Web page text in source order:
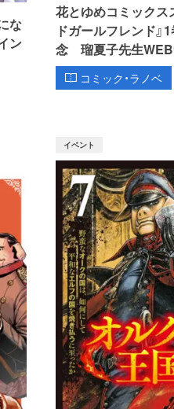
な
ン
花とゆめコミックス
ドガールフレンド』
念 瑠夏子先生
コミック・ラノベ
イベント